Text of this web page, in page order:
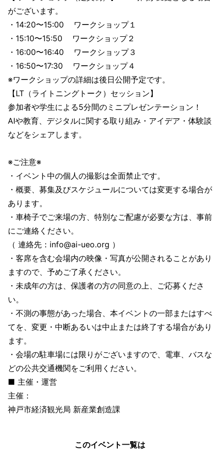
がございます。
・14:20〜15:00 ワークショップ１
・15:10〜15:50 ワークショップ２
・16:00〜16:40 ワークショップ３
・16:50〜17:30 ワークショップ４
※ワークショップの詳細は後日公開予定です。
【LT（ライトニングトーク）セッション】
参加者や学生による5分間のミニプレゼンテーション！
AIや教育、デジタルに関する取り組み・アイデア・体験談
などをシェアします。
※ご注意※
・イベント中の個人の撮影は全面禁止です。
・概要、募集及びスケジュールについては変更する場合が
あります。
・車椅子でご来場の方、特別なご配慮が必要な方は、事前
にご連絡ください。
（ 連絡先：info@ai-ueo.org ）
・客席を含む会場内の映像・写真が公開されることがあり
ますので、予めご了承ください。
・未成年の方は、保護者の方の同意の上、ご応募くださ
い。
・不測の事態があった場合、本イベントの一部またはすべ
てを、変更・中断あるいは中止または終了する場合があり
ます。
・会場の駐車場には限りがございますので、電車、バスな
どの公共交通機関をご利用ください。
■ 主催・運営
主催：
神戸市経済観光局 新産業創造課
このイベント一覧は